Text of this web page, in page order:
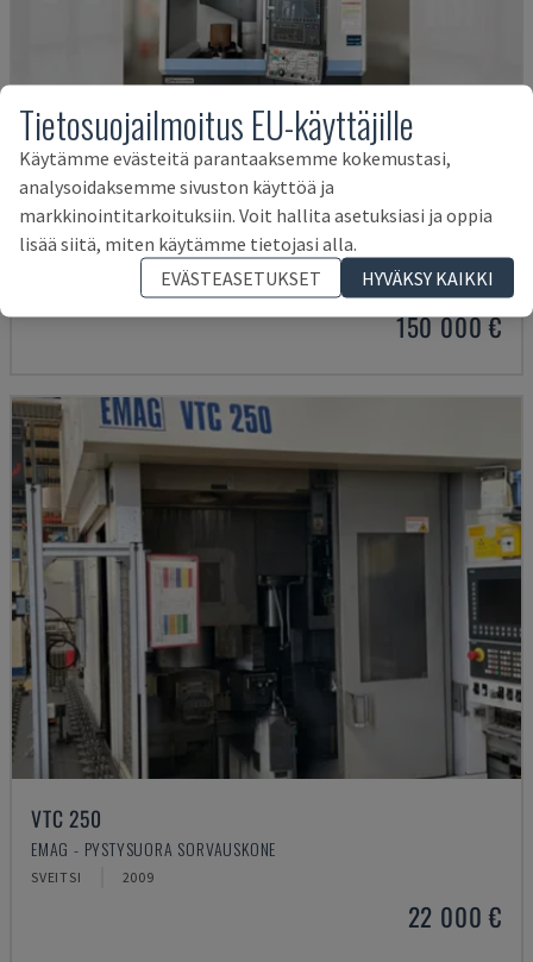
PUMA V8300MR
DN SOLUTIONS - PYSTYSUORA SORVAUSKONE
150 000 €
VTC 250
EMAG - PYSTYSUORA SORVAUSKONE
SVEITSI 2009
22 000 €
Tietosuojailmoitus EU-käyttäjille
Käytämme evästeitä parantaaksemme kokemustasi,
analysoidaksemme sivuston käyttöä ja
markkinointitarkoituksiin. Voit hallita asetuksiasi ja oppia
lisää siitä, miten käytämme tietojasi alla.
EVÄSTEASETUKSET
HYVÄKSY KAIKKI